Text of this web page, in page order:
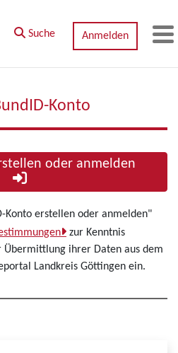
Suche
Anmelden
Konto
Konto erstellen oder anmelden"
zur Kenntnis
ihrer Daten aus dem
Landkreis Göttingen ein.